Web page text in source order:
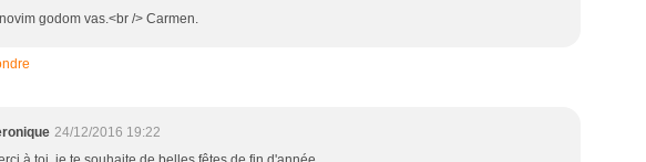
godom vas.<br /> Carmen.
24/12/2016 19:22